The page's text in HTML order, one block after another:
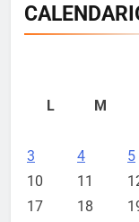
L
M
3
4 5
10
11
17
18